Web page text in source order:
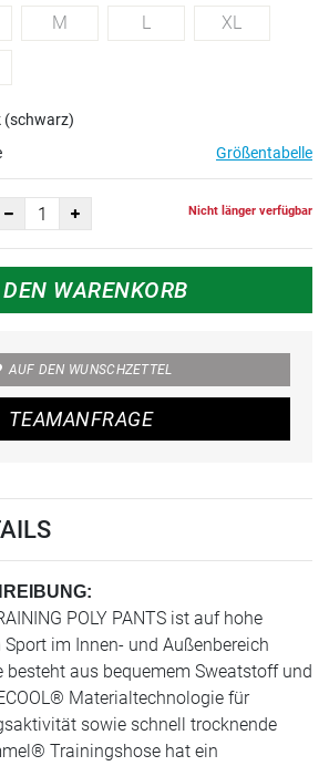
M L XL
(schwarz)
Größentabelle
Nicht länger verfügbar
WARENKORB
AUF DEN WUNSCHZETTEL
TEAMANFRAGE
POLY PANTS ist auf hohe
im Innen- und Außenbereich
besteht aus bequemem Sweatstoff und
Materialtechnologie für
sowie schnell trocknende
Trainingshose hat ein